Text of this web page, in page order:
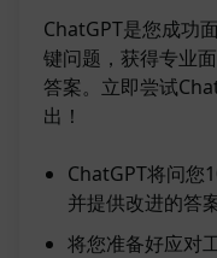
ChatGPT是您成功
键问题，获得专业
答案。立即尝试
出！
ChatGPT将问您
并提供改进的答案
将您准备好应对